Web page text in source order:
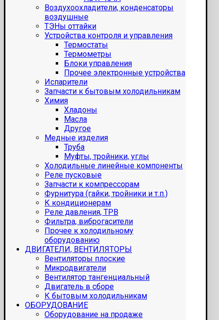
Воздухоохладители, конденсаторы
воздушные
ТЭНы оттайки
Устройства контроля и управления
Термостаты
Термометры
Блоки управления
Прочее электронные устройства
Испарители
Запчасти к бытовым холодильникам
Химия
Хладоны
Масла
Другое
Медные изделия
Труба
Муфты, тройники, углы
Холодильные линейные компоненты
Реле пусковые
Запчасти к компрессорам
Фурнитура (гайки, тройники и т.п.)
К кондиционерам
Реле давления, ТРВ
Фильтра, виброгасители
Прочее к холодильному
оборудованию
ДВИГАТЕЛИ, ВЕНТИЛЯТОРЫ
Вентиляторы плоские
Микродвигатели
Вентилятор тангенциальный
Двигатель в сборе
К бытовым холодильникам
ОБОРУДОВАНИЕ
Оборудование на продаже